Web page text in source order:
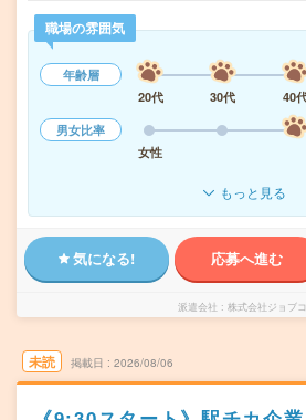
職場の雰囲気
年齢層
20代
30代 40
男女比率
女性
もっと見る
気になる! 応募へ進む
派遣会社 株式会社ジョブ
未読 掲載日 2026/08/06